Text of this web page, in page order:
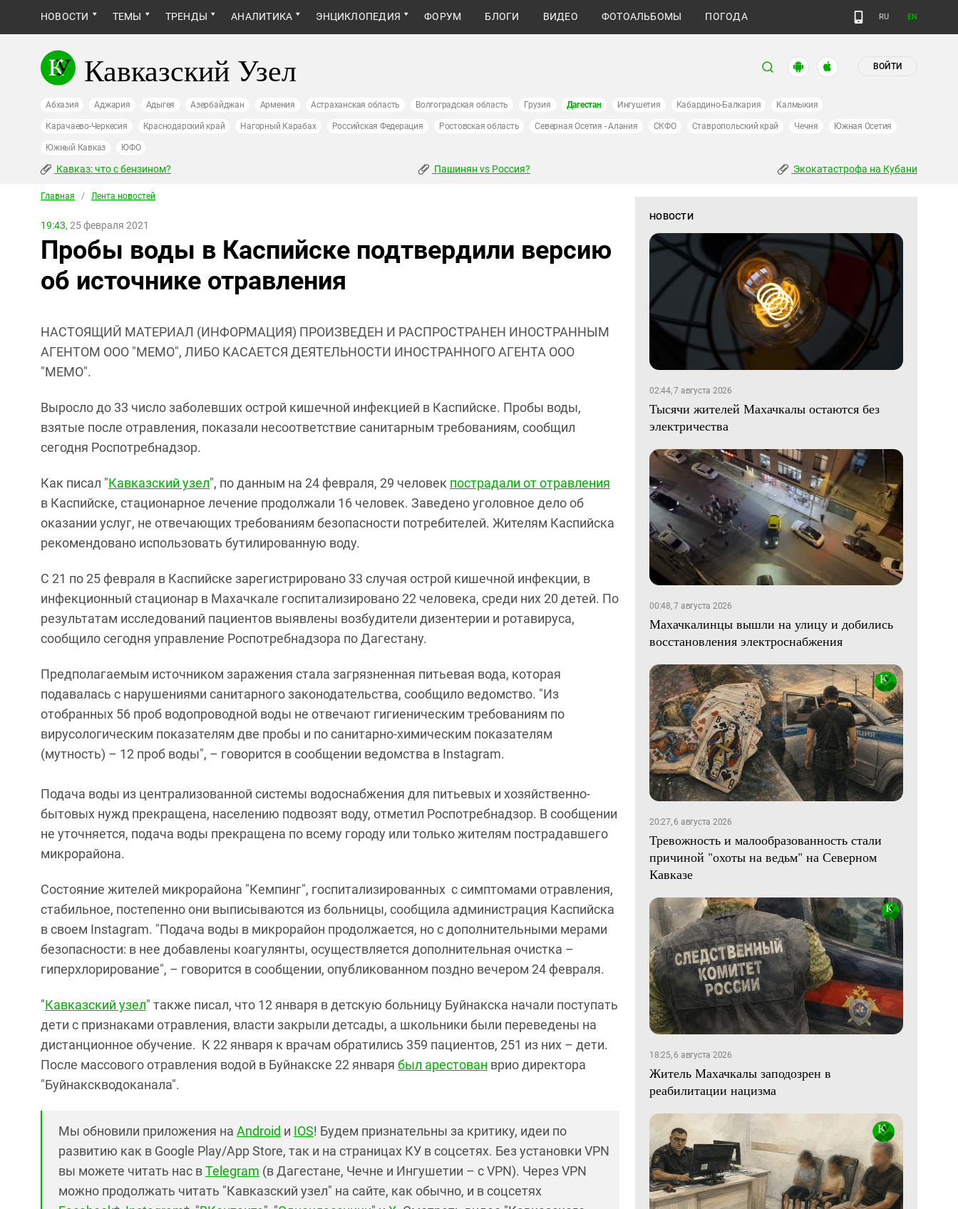
НОВОСТИ ТЕМЫ ТРЕНДЫ АНАЛИТИКА ЭНЦИКЛОПЕДИЯ ФОРУМ БЛОГИ ВИДЕО ФОТОАЛЬБОМЫ ПОГОДА RU EN
Кавказский Узел ВОЙТИ
Абхазия Аджария Адыгея Азербайджан Армения Астраханская область Волгоградская область Грузия Дагестан Ингушетия Кабардино-Балкария Калмыкия
Карачаево-Черкесия Краснодарский край Нагорный Карабах Российская Федерация Ростовская область Северная Осетия - Алания СКФО Ставропольский край Чечня Южная Осетия
Южный Кавказ ЮФО
Кавказ: что с бензином? Пашинян vs Россия? Экокатастрофа на Кубани
Главная / Лента новостей
19:43, 25 февраля 2021
Пробы воды в Каспийске подтвердили версию
об источнике отравления
НАСТОЯЩИЙ МАТЕРИАЛ (ИНФОРМАЦИЯ) ПРОИЗВЕДЕН И РАСПРОСТРАНЕН ИНОСТРАННЫМ
АГЕНТОМ ООО "МЕМО", ЛИБО КАСАЕТСЯ ДЕЯТЕЛЬНОСТИ ИНОСТРАННОГО АГЕНТА ООО
"МЕМО".
Выросло до 33 число заболевших острой кишечной инфекцией в Каспийске. Пробы воды,
взятые после отравления, показали несоответствие санитарным требованиям, сообщил
сегодня Роспотребнадзор.
Как писал "Кавказский узел", по данным на 24 февраля, 29 человек пострадали от отравления
в Каспийске, стационарное лечение продолжали 16 человек. Заведено уголовное дело об
оказании услуг, не отвечающих требованиям безопасности потребителей. Жителям Каспийска
рекомендовано использовать бутилированную воду.
С 21 по 25 февраля в Каспийске зарегистрировано 33 случая острой кишечной инфекции, в
инфекционный стационар в Махачкале госпитализировано 22 человека, среди них 20 детей. По
результатам исследований пациентов выявлены возбудители дизентерии и ротавируса,
сообщило сегодня управление Роспотребнадзора по Дагестану.
Предполагаемым источником заражения стала загрязненная питьевая вода, которая
подавалась с нарушениями санитарного законодательства, сообщило ведомство. "Из
отобранных 56 проб водопроводной воды не отвечают гигиеническим требованиям по
вирусологическим показателям две пробы и по санитарно-химическим показателям
(мутность) – 12 проб воды", – говорится в сообщении ведомства в Instagram.
Подача воды из централизованной системы водоснабжения для питьевых и хозяйственно-
бытовых нужд прекращена, населению подвозят воду, отметил Роспотребнадзор. В сообщении
не уточняется, подача воды прекращена по всему городу или только жителям пострадавшего
микрорайона.
Состояние жителей микрорайона "Кемпинг", госпитализированных с симптомами отравления,
стабильное, постепенно они выписываются из больницы, сообщила администрация Каспийска
в своем Instagram. "Подача воды в микрорайон продолжается, но с дополнительными мерами
безопасности: в нее добавлены коагулянты, осуществляется дополнительная очистка –
гиперхлорирование", – говорится в сообщении, опубликованном поздно вечером 24 февраля.
"Кавказский узел" также писал, что 12 января в детскую больницу Буйнакска начали поступать
дети с признаками отравления, власти закрыли детсады, а школьники были переведены на
дистанционное обучение. К 22 января к врачам обратились 359 пациентов, 251 из них – дети.
После массового отравления водой в Буйнакске 22 января был арестован врио директора
"Буйнакскводоканала".
Мы обновили приложения на Android и IOS! Будем признательны за критику, идеи по
развитию как в Google Play/App Store, так и на страницах КУ в соцсетях. Без установки VPN
вы можете читать нас вTelegram (в Дагестане, Чечне и Ингушетии – с VPN). Через VPN
можно продолжать читать "Кавказский узел" на сайте, как обычно, и в соцсетях
НОВОСТИ
02:44, 7 августа 2026
Тысячи жителей Махачкалы остаются без
электричества
00:48, 7 августа 2026
Махачкалинцы вышли на улицу и добились
восстановления электроснабжения
20:27, 6 августа 2026
Тревожность и малообразованность стали
причиной "охоты на ведьм" на Северном
Кавказе
18:25, 6 августа 2026
Житель Махачкалы заподозрен в
реабилитации нацизма